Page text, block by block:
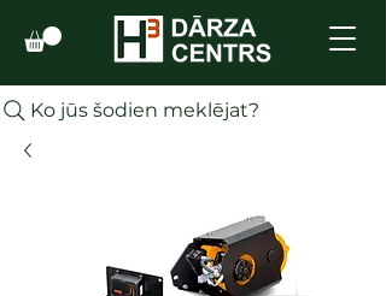
Ko jūs šodien meklējat?